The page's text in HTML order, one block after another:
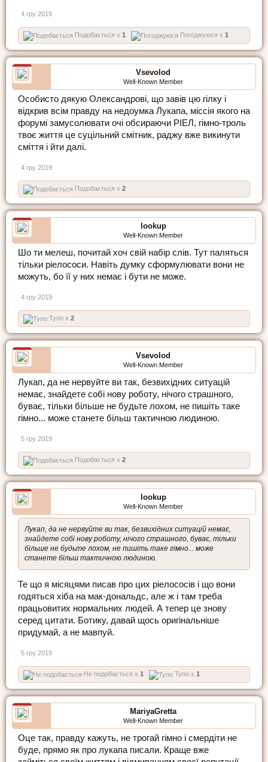
4 гру 2019
Подобається x 1 Погоджуюся x 1
Vsevolod
Well-Known Member
Особисто дякую Олександрові, що завів цю гілку і
відкрив всім правду на недоумка Лукапа, міссія якого на
форумі замусолювати очі обсираючи РІЕЛ, гімно-троль
твоє життя це суцільний смітник, раджу вже викинути
сміття і йти далі.
4 гру 2019
Подобається x 2
lookup
Well-Known Member
Шо ти мелеш, почитай хоч свій набір слів. Тут паляться
тільки ріелососи. Навіть думку сформулювати вони не
можуть, бо її у них немає і бути не може.
4 гру 2019
Тупо x 2
Vsevolod
Well-Known Member
Лукап, да не нервуйте ви так, безвихідних ситуацій
немає, знайдете собі нову роботу, нічого страшного,
буває, тільки більше не будьте лохом, не пишіть таке
гімно... може станете більш тактичною людиною.
5 гру 2019
Подобається x 2
lookup
Well-Known Member
Лукап, да не нервуйте ви так, безвихідних ситуацій немає,
знайдете собі нову роботу, нічого страшного, буває, тільки
більше не будьте лохом, не пишіть таке гімно... може
станете більш тактичною людиною.
Те що я місяцями писав про цих ріелососів і що вони
годяться хіба на мак-дональдс, але ж і там треба
працьовитих нормальних людей. А тепер це знову
серед цитати. Ботику, давай щось оригінальніше
придумай, а не мавпуй.
5 гру 2019
Не подобається x 1 Тупо x 1
MariyaGretta
Well-Known Member
Оце так, правду кажуть, не трогай гімно і смердіти не
буде, прямо як про лукапа писали. Краще вже